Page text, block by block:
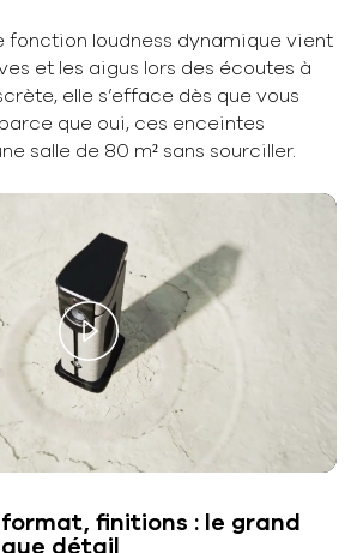
fonction loudness dynamique vient
et les aigus lors des écoutes à
elle s’efface dès que vous
que oui, ces enceintes
salle de 80 m² sans sourciller.
Play
Video
finitions : le grand
détail